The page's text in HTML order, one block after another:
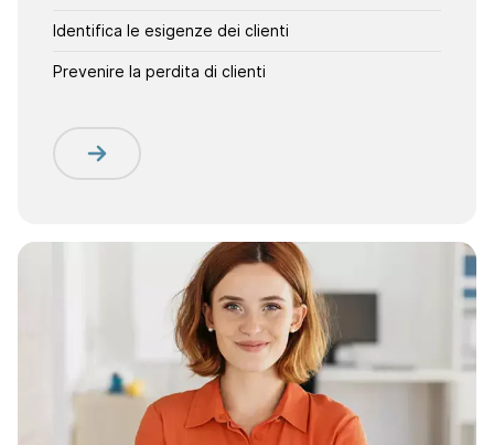
Identifica le esigenze dei clienti
Prevenire la perdita di clienti